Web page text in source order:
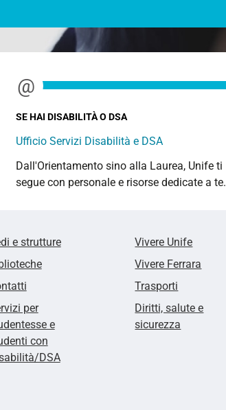
SE HAI DISABILITÀ O DSA
Ufficio Servizi Disabilità e DSA
Dall'Orientamento sino alla Laurea, Unife ti
segue con personale e risorse dedicate a te.
e strutture
per
e
con
DSA
Vivere Unife
Vivere Ferrara
Trasporti
Diritti, salute e
sicurezza